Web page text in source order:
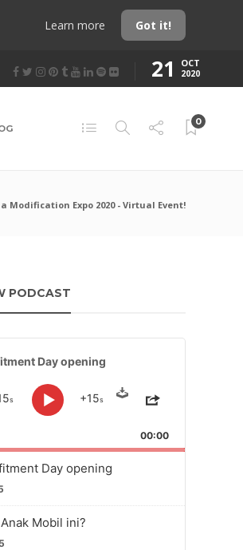
Learn more Got it!
21 OCT
2020
0
Modification Expo 2020 - Virtual Event!
PODCAST
Day opening
Skip
Backward
s
Play
Jump
+15s
Download
Share
Episode
00:00
Day opening
Mobil ini?